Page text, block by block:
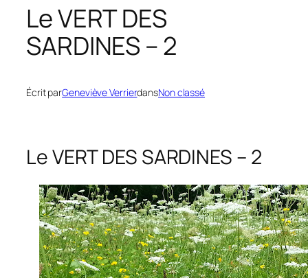
Le VERT DES
SARDINES – 2
Écrit parGeneviève VerrierdansNon classé
Le VERT DES SARDINES – 2